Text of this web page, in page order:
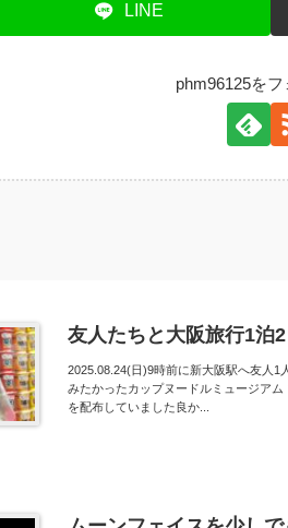
LINE
phm96125を
友人たちと大阪旅行1泊
2025.08.24(日)9時前に新大阪駅へ友人1
みたかったカップヌードルミュージア
を配布していました良か...